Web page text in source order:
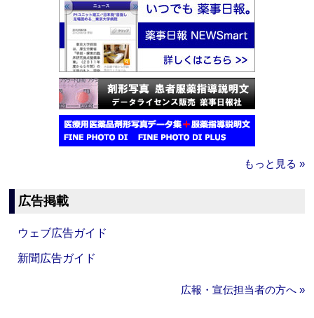
もっと見る »
広告掲載
ウェブ広告ガイド
新聞広告ガイド
広報・宣伝担当者の方へ »